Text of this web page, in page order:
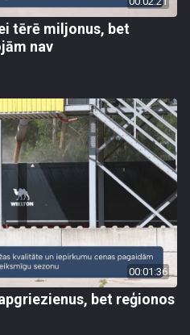
tērē miljonus, bet
nav
00:01:36
bet reģionos